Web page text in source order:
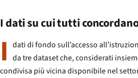
I dati su cui tutti
I dati di fondo sull’accesso
da tre dataset che, considerati
condivisa più vicina disponibile nel